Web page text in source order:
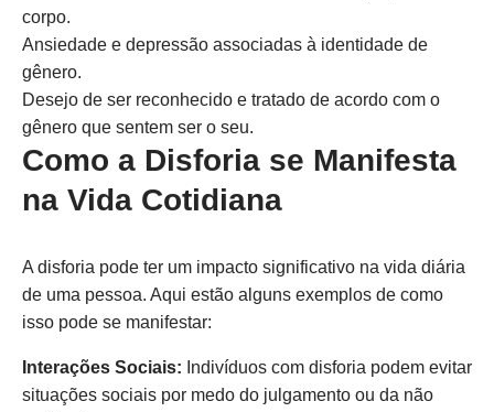
corpo.
Ansiedade e depressão associadas à identidade de
gênero.
Desejo de ser reconhecido e tratado de acordo com o
gênero que sentem ser o seu.
Como a Disforia se Manifesta
na Vida Cotidiana
A disforia pode ter um impacto significativo na vida diária
de uma pessoa. Aqui estão alguns exemplos de como
isso pode se manifestar:
Interações Sociais: Indivíduos com disforia podem evitar
situações sociais por medo do julgamento ou da não